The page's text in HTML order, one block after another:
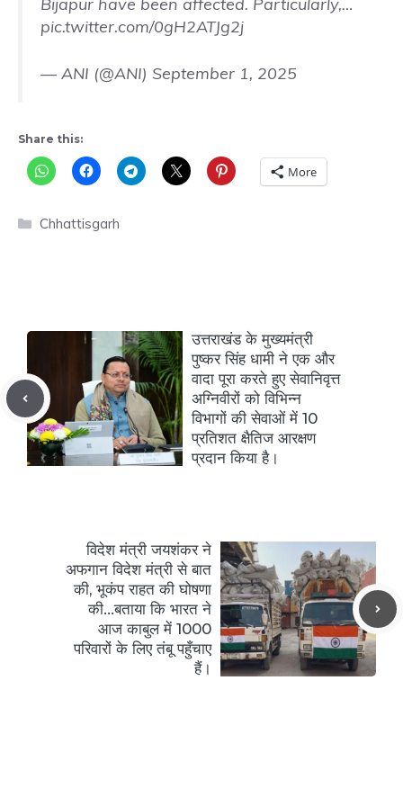
pic.twitter.com/0gH2ATJg2j
— ANI (@ANI) September 1, 2025
Share this:
More
Categories
Chhattisgarh
उत्तराखंड के मुख्यमंत्री
पुष्कर सिंह धामी ने एक और
वादा पूरा करते हुए सेवानिवृत्त
अग्निवीरों को विभिन्न
विभागों की सेवाओं में 10
प्रतिशत क्षैतिज आरक्षण
प्रदान किया है।
विदेश मंत्री जयशंकर ने
अफगान विदेश मंत्री से बात
की, भूकंप राहत की घोषणा
की…बताया कि भारत ने
आज काबुल में 1000
परिवारों के लिए तंबू पहुँचाए
हैं।